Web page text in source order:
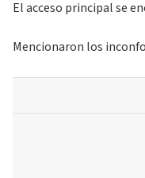
El acceso principal se
Mencionaron los